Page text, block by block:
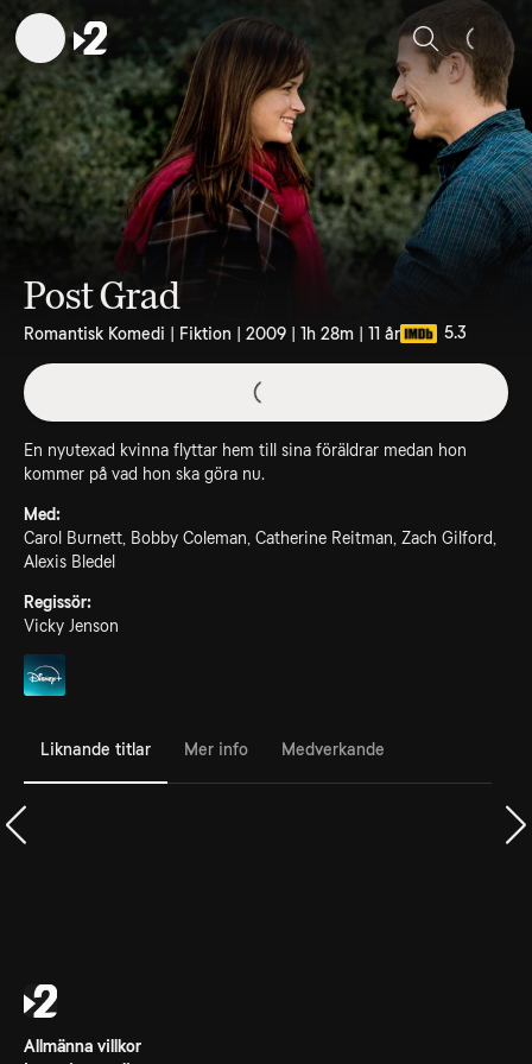
Sök
Post Grad
Romantisk Komedi | Fiktion | 2009 | 1h 28m | 11 år 5.3
En nyutexad kvinna flyttar hem till sina föräldrar medan hon
kommer på vad hon ska göra nu.
Med:
Carol Burnett, Bobby Coleman, Catherine Reitman, Zach Gilford,
Alexis Bledel
Regissör:
Vicky Jenson
Liknande titlar Mer info Medverkande
Allmänna villkor